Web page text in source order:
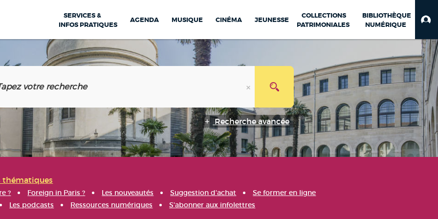
SERVICES &
INFOS PRATIQUES
AGENDA MUSIQUE CINÉMA JEUNESSE
COLLECTIONS
PATRIMONIALES
BIBLIOTHÈQUE
NUMÉRIQUE
Recherche avancée
thématiques
? Foreign in Paris ? Les nouveautés Suggestion d'achat
Se former en ligne
Les podcasts Ressources numériques S'abonner aux infolettres